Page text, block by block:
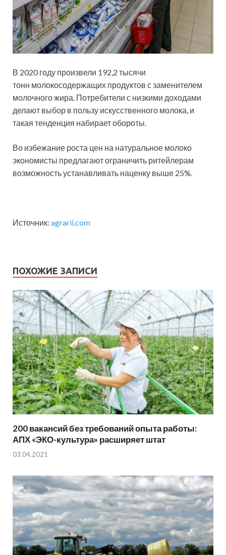
В 2020 году произвели 192,2 тысячи
тонн молокосодержащих продуктов с заменителем
молочного жира. Потребители с низкими доходами
делают выбор в пользу искусственного молока, и
такая тенденция набирает обороты.
Во избежание роста цен на натуральное молоко
экономисты предлагают ограничить ритейлерам
возможность устанавливать наценку выше 25%.
Источник: agrarii.com
ПОХОЖИЕ ЗАПИСИ
200 вакансий без требований опыта работы:
АПХ «ЭКО-культура» расширяет штат
03.04.2021